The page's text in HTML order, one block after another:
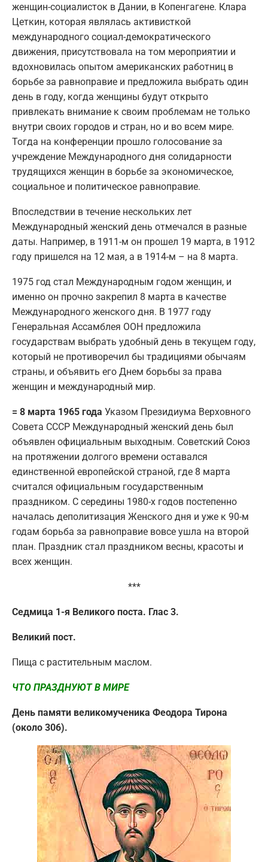
женщин-социалисток в Дании, в Копенгагене. Клара
Цеткин, которая являлась активисткой
международного социал-демократического
движения, присутствовала на том мероприятии и
вдохновилась опытом американских работниц в
борьбе за равноправие и предложила выбрать один
день в году, когда женщины будут открыто
привлекать внимание к своим проблемам не только
внутри своих городов и стран, но и во всем мире.
Тогда на конференции прошло голосование за
учреждение Международного дня солидарности
трудящихся женщин в борьбе за экономическое,
социальное и политическое равноправие.
Впоследствии в течение нескольких лет
Международный женский день отмечался в разные
даты. Например, в 1911-м он прошел 19 марта, в 1912
году пришелся на 12 мая, а в 1914-м – на 8 марта.
1975 год стал Международным годом женщин, и
именно он прочно закрепил 8 марта в качестве
Международного женского дня. В 1977 году
Генеральная Ассамблея ООН предложила
государствам выбрать удобный день в текущем году,
который не противоречил бы традициями обычаям
страны, и объявить его Днем борьбы за права
женщин и международный мир.
= 8 марта 1965 года Указом Президиума Верховного
Совета СССР Международный женский день был
объявлен официальным выходным. Советский Союз
на протяжении долгого времени оставался
единственной европейской страной, где 8 марта
считался официальным государственным
праздником. С середины 1980-х годов постепенно
началась деполитизация Женского дня и уже к 90-м
годам борьба за равноправие вовсе ушла на второй
план. Праздник стал праздником весны, красоты и
всех женщин.
***
Седмица 1-я Великого поста. Глас 3.
Великий пост.
Пища с растительным маслом.
ЧТО ПРАЗДНУЮТ В МИРЕ
День памяти великомученика Феодора Тирона
(около 306).